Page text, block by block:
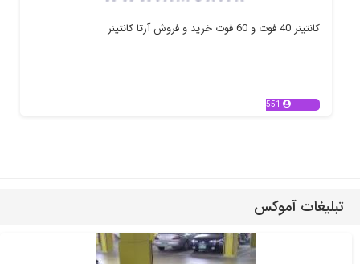
کانتینر 40 فوت و 60 فوت خرید و فروش آرتا کانتینر
551
تبلیغات آموکس